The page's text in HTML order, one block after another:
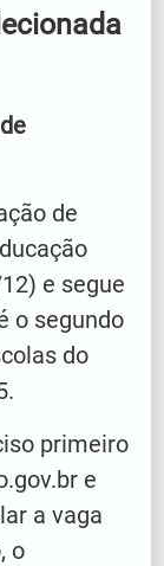
de
e segue
o segundo
do
primeiro
e
a vaga
o